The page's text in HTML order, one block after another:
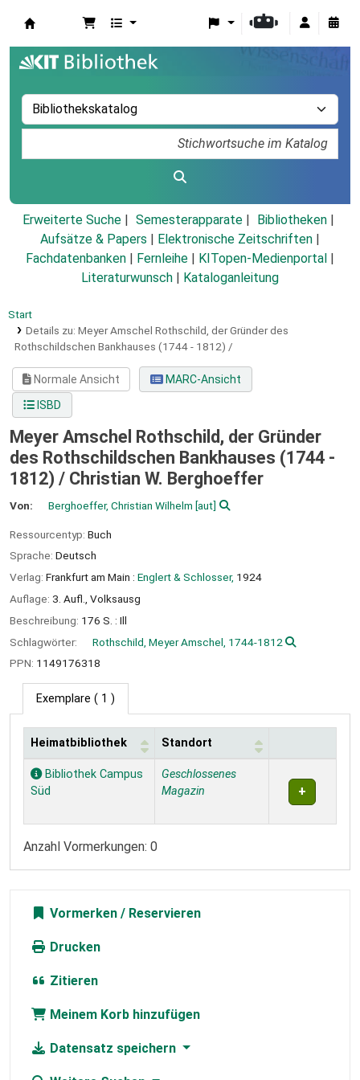
Erweiterte Suche Semesterapparate
Bibliotheken
Aufsätze & Papers
Elektronische Zeitschriften
Fachdatenbanken
Fernleihe KITopen-Medienportal
Literaturwunsch
Kataloganleitung
Start
Details zu: Meyer Amschel Rothschild, der Gründer des
Rothschildschen Bankhauses (1744 - 1812) /
Normale Ansicht
MARC-Ansicht
ISBD
Meyer Amschel Rothschild, der Gründer
des Rothschildschen Bankhauses (1744 -
1812) / Christian W. Berghoeffer
Von: Berghoeffer, Christian Wilhelm [aut]
Ressourcentyp: Buch
Sprache: Deutsch
Verlag: Frankfurt am Main : Englert & Schlosser, 1924
Auflage: 3. Aufl., Volksausg
Beschreibung: 176 S. : Ill
Schlagwörter:
Rothschild, Meyer Amschel, 1744-1812
PPN: 1149176318
Exemplare ( 1 )
Exemplare
Heimatbibliothek Standort
Bibliothek Campus
Süd
Geschlossenes
Magazin
Anzahl Vormerkungen: 0
Vormerken
Drucken
Zitieren
Meinem Korb hinzufügen
Datensatz speichern